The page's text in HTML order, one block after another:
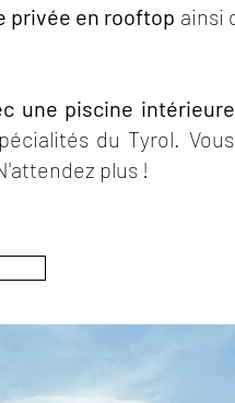
privée en rooftop ainsi
une piscine
du Tyrol.
plus !